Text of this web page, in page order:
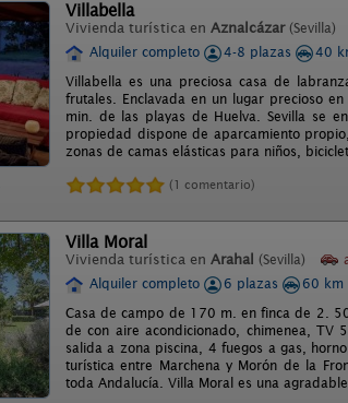
Villabella
Vivienda turística en Aznalcázar (Sevilla)
Alquiler completo
4-8 plazas
40
Villabella es una preciosa casa de
frutales. Enclavada en un lugar precioso
min. de las playas de Huelva. Sevilla se
propiedad dispone de aparcamiento
zonas de camas elásticas para niños,
(1 comentario)
Villa Moral
Vivienda turística en Arahal (Sevilla)
Alquiler completo
6 plazas 60 km
Casa de campo de 170 m. en finca de 2.
de con aire acondicionado, chimenea, TV
salida a zona piscina, 4 fuegos a gas,
turística entre Marchena y Morón de la
toda Andalucía. Villa Moral es una